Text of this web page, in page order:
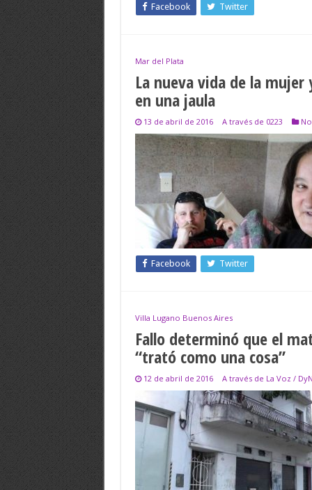
Facebook Twitter
Mar del Plata
La nueva vida de la
en una jaula
13 de abril de 2016 A través de 0223
Facebook Twitter
Villa Lugano Buenos Aires
Fallo determinó que el
“trató como una cosa”
12 de abril de 2016 A través de La Voz / DyN